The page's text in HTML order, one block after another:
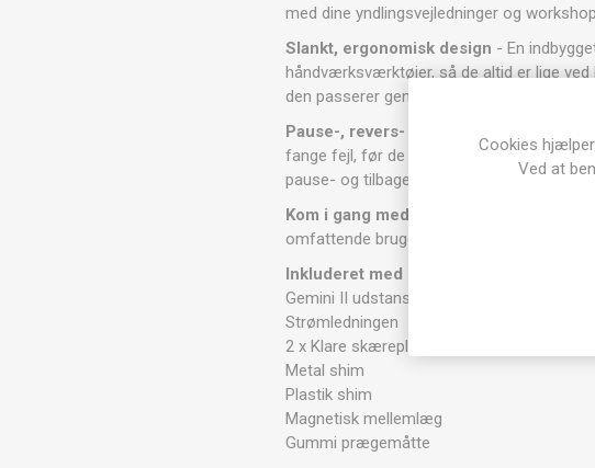
med dine yndlingsvejledninger og
Slankt, ergonomisk design - En
håndværksværktøjer, så de altid er lige
den passerer gennem maskinen.
Pause-, revers- og
fange fejl, før de sker. Dobbelttjek din
pause- og tilbage-knapperne. Når du er
Kom i gang med det samme
- Gemini II
omfattende brugervejledning til at mestre
Inkluderet med Gemini II
Gemini II udstansnings- og prægemaskine
Strømledningen
2 x Klare skæreplader
Metal shim
Plastik shim
Magnetisk mellemlæg
Gummi prægemåtte
Cookies
Ved at